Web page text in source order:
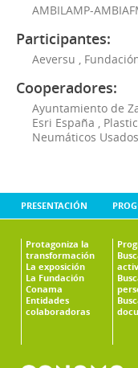
AMBILAMP-
Participantes:
Aeversu ,
Cooperadores:
Ayuntamiento de
Esri España ,
Neumáticos Usados
PRESENTACIÓN
Protagoniza la
transformación
La exposición
La Fundación
Conama
Entidades
colaboradoras